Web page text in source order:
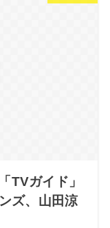
TVガイド」
ズ、山田涼